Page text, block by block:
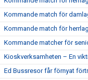
Kommande match för
Kommande match för
Kommande matcher för
Kioskverksamheten – En
Ed Bussresor får förnyat